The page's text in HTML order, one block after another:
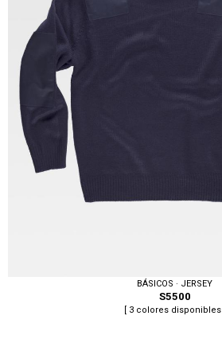
BÁSICOS · JERSEY
S5500
[ 3 colores disponibles ]